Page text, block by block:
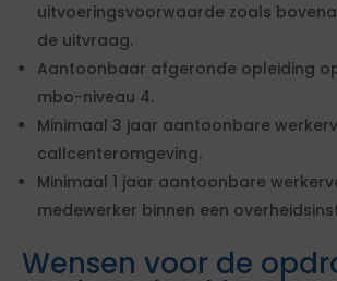
uitvoeringsvoorwaarde zoals
de uitvraag.
Aantoonbaar afgeronde opleiding
mbo-niveau 4.
Minimaal 3 jaar aantoonbare
callcenteromgeving.
Minimaal 1 jaar aantoonbare
medewerker binnen een
Wensen voor de